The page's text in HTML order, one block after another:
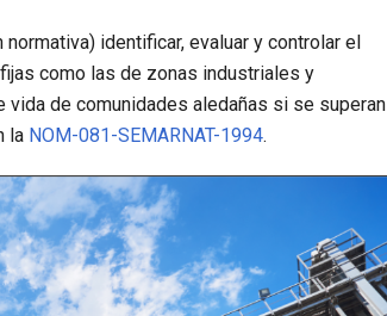
identificar, evaluar y controlar el
como las de zonas industriales y
de comunidades aledañas si se superan
la NOM-081-SEMARNAT-1994.